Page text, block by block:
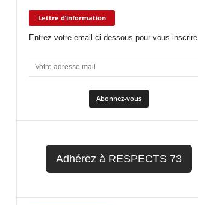
Lettre d’information
Entrez votre email ci-dessous pour vous inscrire
Adhérez à RESPECTS 73